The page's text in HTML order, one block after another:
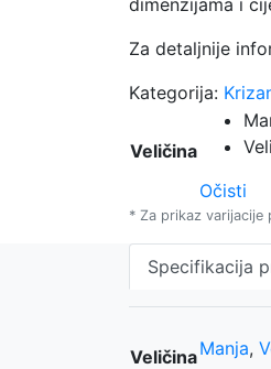
Za detaljnije
Kategorija:
Veličina
Očisti
* Za prikaz varijacije
Specifikacija
VeličinaManja,